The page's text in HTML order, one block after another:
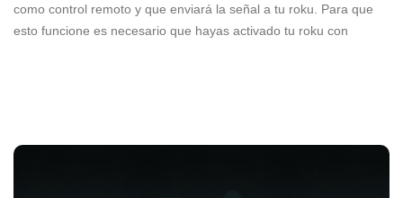
como control remoto y que enviará la señal a tu roku. Para que
esto funcione es necesario que hayas activado tu roku con